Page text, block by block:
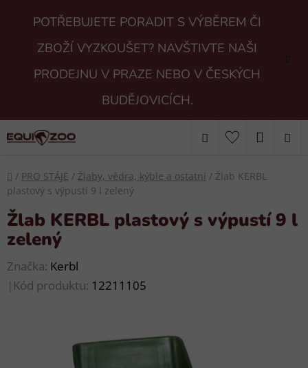
POTŘEBUJETE PORADIT S VÝBĚREM ČI
ZBOŽÍ VYZKOUŠET? NAVŠTIVTE NAŠI
PRODEJNU V PRAZE NEBO V ČESKÝCH
BUDĚJOVICÍCH.
Hledat
Domů
/ PRO STÁJE / Žlaby, vědra, kýble a ostatní / Žlab KERBL
plastový s výpustí 9 l zelený
Žlab KERBL plastový s výpustí 9 l
zelený
Značka: Kerbl
| Kód produktu: 12211105